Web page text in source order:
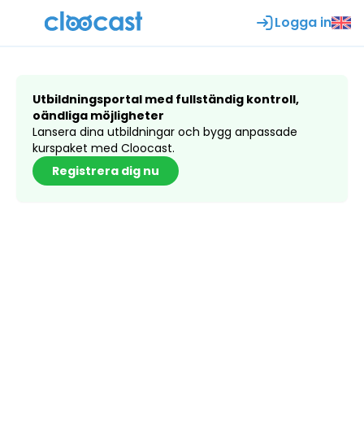
Logga in
Utbildningsportal med fullständig kontroll,
oändliga möjligheter
Lansera dina utbildningar och bygg anpassade
kurspaket med Cloocast.
Registrera dig nu